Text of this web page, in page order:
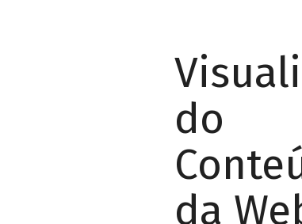
do
da